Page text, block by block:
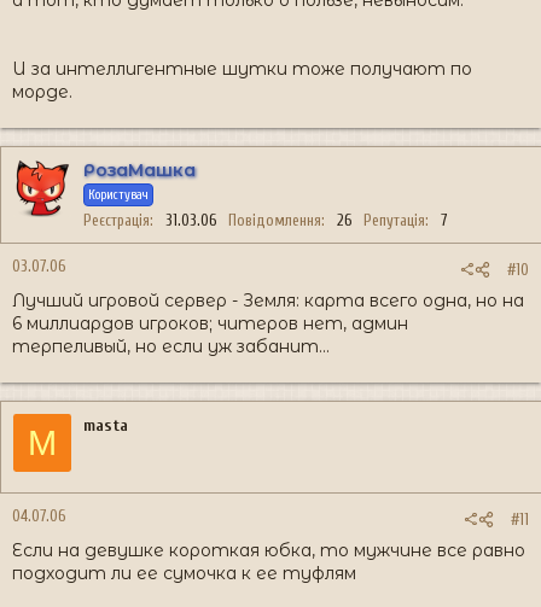
И за интеллигентные шутки тоже получают по
морде.
РозаМашка
Користувач
Реєстрація 31.03.06 Повідомлення 26 Репутація 7
03.07.06 #10
Лучший игровой сервер - Земля: карта всего одна, но на
6 миллиардов игроков; читеров нет, админ
терпеливый, но если уж забанит...
M masta
04.07.06 #11
Если на девушке короткая юбка, то мужчине все равно
подходит ли ее сумочка к ее туфлям